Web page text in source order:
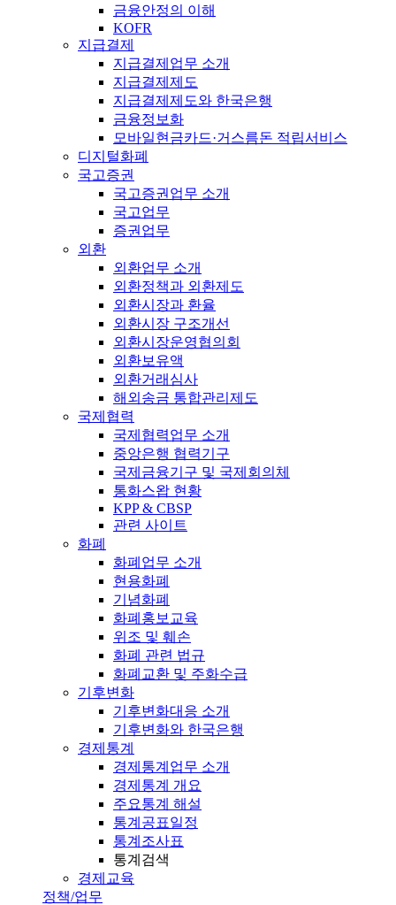
금융안정의 이해
KOFR
지급결제
지급결제업무 소개
지급결제제도
지급결제제도와 한국은행
금융정보화
모바일현금카드·거스름돈 적립서비스
디지털화폐
국고증권
국고증권업무 소개
국고업무
증권업무
외환
외환업무 소개
외환정책과 외환제도
외환시장과 환율
외환시장 구조개선
외환시장운영협의회
외환보유액
외환거래심사
해외송금 통합관리제도
국제협력
국제협력업무 소개
중앙은행 협력기구
국제금융기구 및 국제회의체
통화스왑 현황
KPP & CBSP
관련 사이트
화폐
화폐업무 소개
현용화폐
기념화폐
화폐홍보교육
위조 및 훼손
화폐 관련 법규
화폐교환 및 주화수급
기후변화
기후변화대응 소개
기후변화와 한국은행
경제통계
경제통계업무 소개
경제통계 개요
주요통계 해설
통계공표일정
통계조사표
통계검색
경제교육
정책/업무